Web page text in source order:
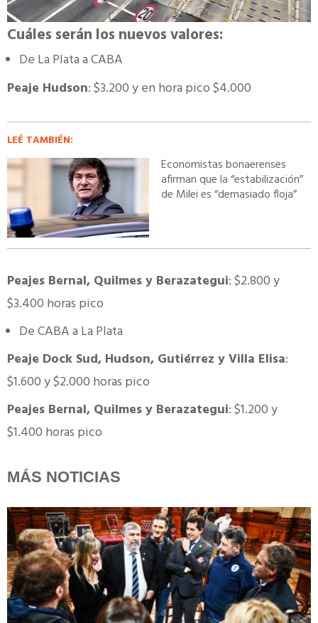
Cuáles serán los nuevos valores:
De La Plata a CABA
Peaje Hudson: $3.200 y en hora pico $4.000
LEÉ TAMBIÉN:
Economistas bonaerenses
afirman que la “estabilización”
de Milei es “demasiado floja”
Peajes Bernal, Quilmes y Berazategui: $2.800 y
$3.400 horas pico
De CABA a La Plata
Peaje Dock Sud, Hudson, Gutiérrez y Villa Elisa:
$1.600 y $2.000 horas pico
Peajes Bernal, Quilmes y Berazategui: $1.200 y
$1.400 horas pico
MÁS NOTICIAS